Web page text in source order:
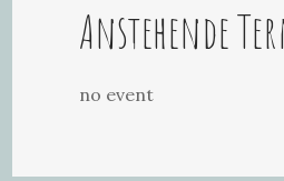
Anstehende
no event